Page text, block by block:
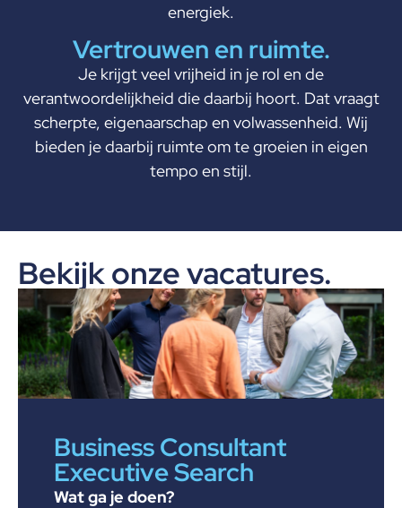
energiek.
Vertrouwen en ruimte.
Je krijgt veel vrijheid in je rol en de
verantwoordelijkheid die daarbij hoort. Dat vraagt
scherpte, eigenaarschap en volwassenheid. Wij
bieden je daarbij ruimte om te groeien in eigen
tempo en stijl.
Bekijk onze vacatures.​
Business Consultant
Executive Search
Wat ga je doen?